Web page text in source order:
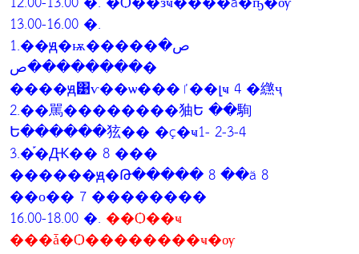
13.00-16.00 �.
1.��ԭ�ѭ�����ص�
��������ص�
����ԭ͹ѵ��ѡ���ٵ��լҹ 4 �繺ҷ
2.��駡��������㹨Ե ��駨
Ե������㹡�� �ç�ҹ1- 2-3-4
3.�֡�Ԫ�� 8 ���
������ԭ�Թ����� 8 ��ä 8
��о�� 7 ��������
16.00-18.00 �. ��Ѻ��ҹ
���ǡ�Ѻ��������ҹ�ѹ